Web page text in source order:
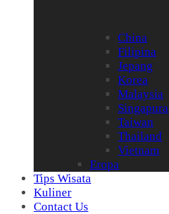
China
Filipina
Jepang
Korea
Malaysia
Singapura
Taiwan
Thailand
Vietnam
Eropa
Tips Wisata
Kuliner
Contact Us